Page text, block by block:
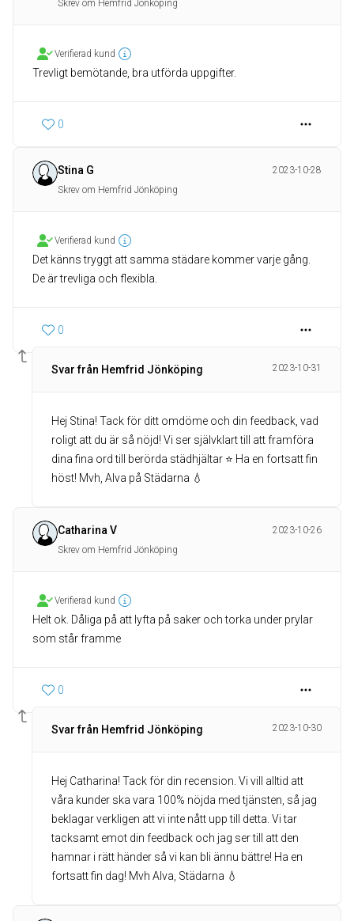
Skrev om Hemfrid Jönköping
Verifierad kund
Trevligt bemötande, bra utförda uppgifter.
0
Stina G
2023-10-28
Skrev om Hemfrid Jönköping
Verifierad kund
Det känns tryggt att samma städare kommer varje gång.
De är trevliga och flexibla.
0
Svar från Hemfrid Jönköping 2023-10-31
Hej Stina! Tack för ditt omdöme och din feedback, vad
roligt att du är så nöjd! Vi ser självklart till att framföra
dina fina ord till berörda städhjältar ⭐️ Ha en fortsatt fin
höst! Mvh, Alva på Städarna 💧
Catharina V
2023-10-26
Skrev om Hemfrid Jönköping
Verifierad kund
Helt ok. Dåliga på att lyfta på saker och torka under prylar
som står framme
0
Svar från Hemfrid Jönköping 2023-10-30
Hej Catharina! Tack för din recension. Vi vill alltid att
våra kunder ska vara 100% nöjda med tjänsten, så jag
beklagar verkligen att vi inte nått upp till detta. Vi tar
tacksamt emot din feedback och jag ser till att den
hamnar i rätt händer så vi kan bli ännu bättre! Ha en
fortsatt fin dag! Mvh Alva, Städarna 💧